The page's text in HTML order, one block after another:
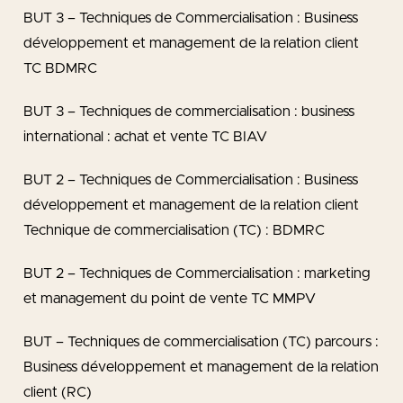
BUT 3 – Techniques de Commercialisation : Business
développement et management de la relation client
TC BDMRC
BUT 3 – Techniques de commercialisation : business
international : achat et vente TC BIAV
BUT 2 – Techniques de Commercialisation : Business
développement et management de la relation client
Technique de commercialisation (TC) : BDMRC
BUT 2 – Techniques de Commercialisation : marketing
et management du point de vente TC MMPV
BUT – Techniques de commercialisation (TC) parcours :
Business développement et management de la relation
client (RC)